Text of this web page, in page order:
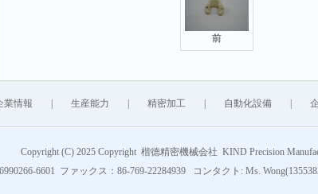
前
業情報 生産能力 精密加工 自動化設備
Copyright (C) 2025 Copyright 楷德精密機械会社 KIND Precision
6601 ファックス：86-769-22284939 コンタクト: Ms.